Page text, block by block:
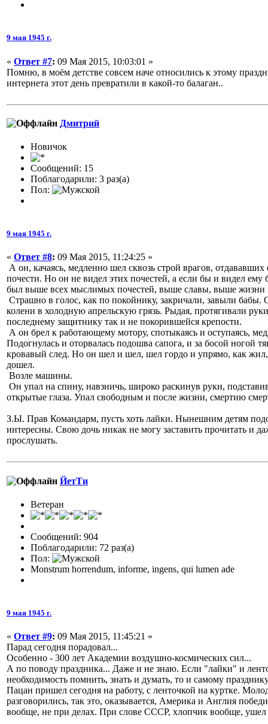
9 мая 1945 г.
« Ответ #7: 09 Мая 2015, 10:03:01 »
Помню, в моём детстве совсем наче относились к этому
интернета этот день превратили в какой-то балаган..
Дмитрий
Новичок
Сообщений: 15
Поблагодарили: 3 раз(а)
Пол:
9 мая 1945 г.
« Ответ #8: 09 Мая 2015, 11:24:25 »
А он, качаясь, медленно шел сквозь строй врагов,
почести. Но он не видел этих почестей, а если бы и видел
был выше всех мыслимых почестей, выше славы, выше жизни
Страшно в голос, как по покойнику, закричали, завыли бабы.
колени в холодную апрельскую грязь. Рыдая, протягивали
последнему защитнику так и не покорившейся крепости.
А он брел к работающему мотору, спотыкаясь и оступаясь,
Подогнулась и оторвалась подошва сапога, и за босой ногой
кровавый след. Но он шел и шел, шел гордо и упрямо, как жил,
дошел.
Возле машины.
Он упал на спину, навзничь, широко раскинув руки,
открытые глаза. Упал свободным и после жизни, смертию
З.Ы. Прав Командарм, пусть хоть лайки. Нынешним детям
интересны. Свою дочь никак не могу заставить прочитать и
прослушать.
ЙетТи
Ветеран
Сообщений: 904
Поблагодарили: 72 раз(а)
Пол:
Monstrum horrendum, informe, ingens, qui lumen ade
9 мая 1945 г.
« Ответ #9: 09 Мая 2015, 11:45:21 »
Парад сегодня порадовал...
Особенно - 300 лет Академии воздушно-космических сил...
А по поводу праздника... Даже и не знаю. Если "лайки" и
необходимость помнить, знать и думать, то и самому
Пацан пришел сегодня на работу, с ленточкой на куртке.
разговорились, так это, оказывается, Америка и Англия
вообще, не при делах. При слове СССР, хлопчик вообще, ушел